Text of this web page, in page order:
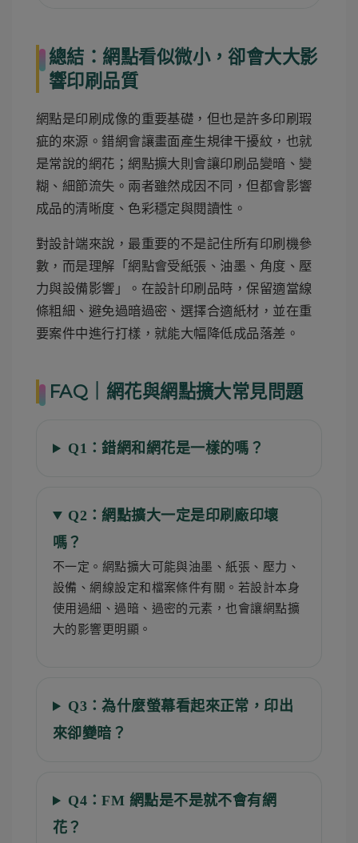
總結：網點看似微小，卻會大大影
響印刷品質
網點是印刷成像的重要基礎，但也是許多印刷瑕
疵的來源。錯網會讓畫面產生規律干擾紋，也就
是常說的網花；網點擴大則會讓印刷品變暗、變
糊、細節流失。兩者雖然成因不同，但都會影響
成品的清晰度、色彩穩定與閱讀性。
對設計端來說，最重要的不是記住所有印刷機參
數，而是理解「網點會受紙張、油墨、角度、壓
力與設備影響」。在設計印刷品時，保留適當線
條粗細、避免過暗過密、選擇合適紙材，並在重
要案件中進行打樣，就能大幅降低成品落差。
FAQ｜網花與網點擴大常見問題
Q1：錯網和網花是一樣的嗎？
Q2：網點擴大一定是印刷廠印壞
嗎？
不一定。網點擴大可能與油墨、紙張、壓力、
設備、網線設定和檔案條件有關。若設計本身
使用過細、過暗、過密的元素，也會讓網點擴
大的影響更明顯。
Q3：為什麼螢幕看起來正常，印出
來卻變暗？
Q4：FM 網點是不是就不會有網
花？